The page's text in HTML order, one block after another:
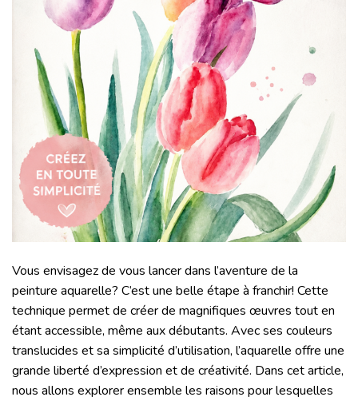
Vous envisagez de vous lancer dans l’aventure de la
peinture aquarelle? C’est une belle étape à franchir! Cette
technique permet de créer de magnifiques œuvres tout en
étant accessible, même aux débutants. Avec ses couleurs
translucides et sa simplicité d’utilisation, l’aquarelle offre une
grande liberté d’expression et de créativité. Dans cet article,
nous allons explorer ensemble les raisons pour lesquelles